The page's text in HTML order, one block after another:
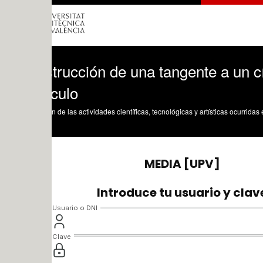
de una tangente a un círculo
de las actividades científicas, tecnológicas y artísticas ocurridas en los tres